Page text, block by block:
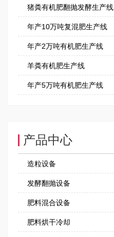
猪粪有机肥翻抛发酵生产线
年产10万吨复混肥生产线
年产2万吨有机肥生产线
羊粪有机肥生产线
年产5万吨有机肥生产线
产品中心
造粒设备
发酵翻抛设备
肥料混合设备
肥料烘干冷却